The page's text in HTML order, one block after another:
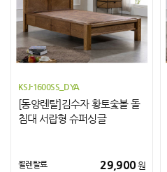
KSJ-1600SS_DYA
[동양렌탈]김수자 황토숯볼 돌
침대 서랍형 슈퍼싱글
월렌탈료 29,900원